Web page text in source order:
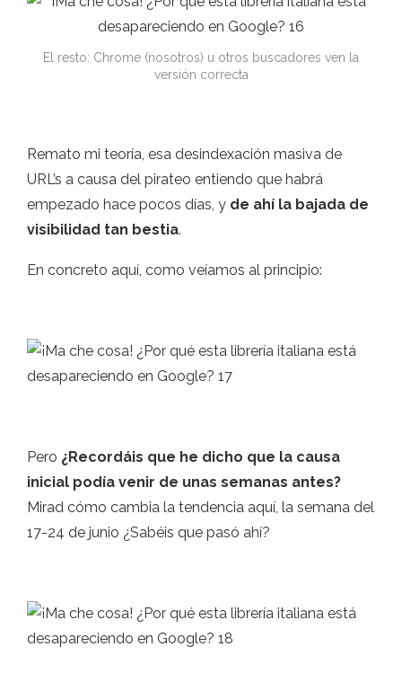
El resto: Chrome (nosotros) u otros buscadores ven la
versión correcta
Remato mi teoría, esa desindexación masiva de
URL’s a causa del pirateo entiendo que habrá
empezado hace pocos días, y de ahí la bajada de
visibilidad tan bestia.
En concreto aquí, como veíamos al principio:
Pero ¿Recordáis que he dicho que la causa
inicial podía venir de unas semanas antes?
Mirad cómo cambia la tendencia aquí, la semana del
17-24 de junio ¿Sabéis que pasó ahí?